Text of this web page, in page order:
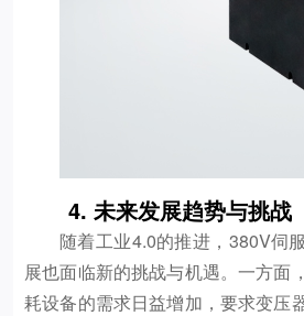
4. 未来发展趋势与挑战
随着工业4.0的推进，380V伺
展也面临新的挑战与机遇。一方面
耗设备的需求日益增加，要求变压